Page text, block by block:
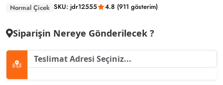
Normal Çicek SKU: jdr12555 4.8 (911 gösterim)
Siparişin Nereye Gönderilecek ?